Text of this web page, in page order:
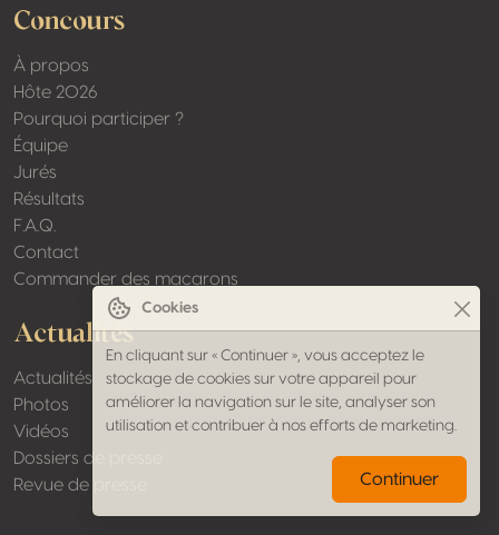
Concours
À propos
Hôte 2026
Pourquoi participer ?
Équipe
Jurés
Résultats
F.A.Q.
Contact
Commander des macarons
Actualités
Actualités
Photos
Vidéos
Dossiers de presse
Revue de presse
Cookies
En cliquant sur « Continuer », vous acceptez le
stockage de cookies sur votre appareil pour
améliorer la navigation sur le site, analyser son
utilisation et contribuer à nos efforts de marketing.
Continuer